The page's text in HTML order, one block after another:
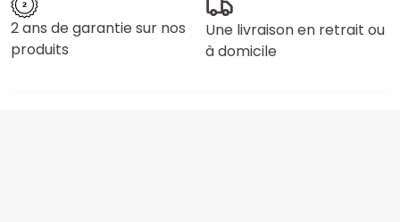
2 ans de garantie sur nos
produits
Une livraison en retrait ou
à domicile